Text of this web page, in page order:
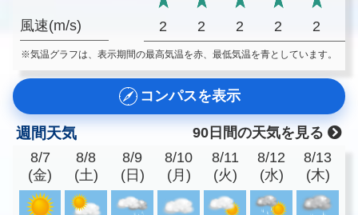
風速(m/s) 2 2 2 2 2
※気温グラフは、表示期間の最高気温を赤、最低気温を青としています。
コンパスを表示
週間天気
90日間の天気を見る
8/7
(金)
8/8
(土)
8/9
(日)
8/10
(月)
8/11
(火)
8/12
(水)
8/13
(木)